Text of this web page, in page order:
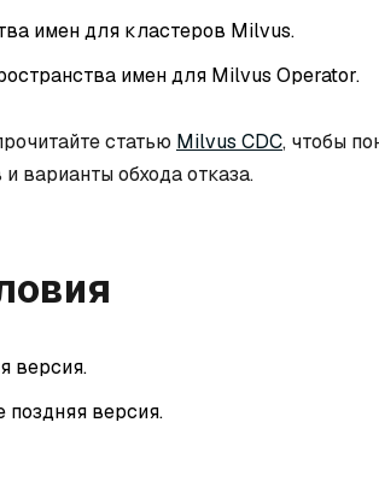
имен для кластеров Milvus.
имен для Milvus Operator.
статью Milvus CDC, чтобы
варианты обхода отказа.
версия.
поздняя версия.